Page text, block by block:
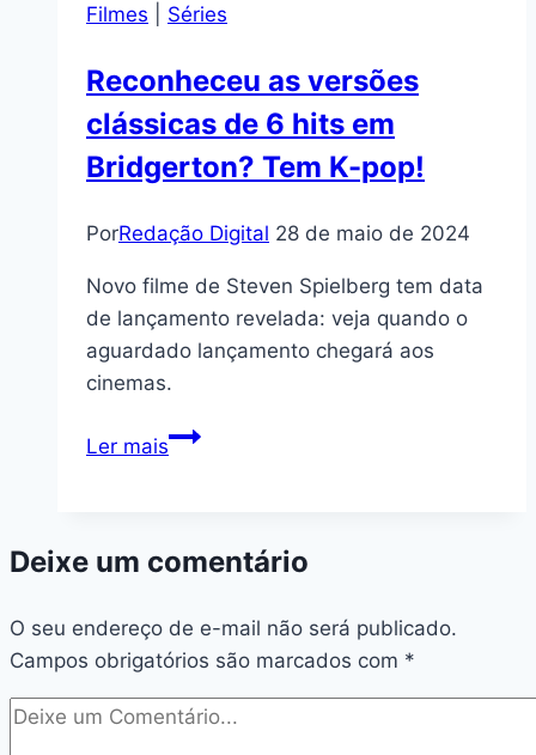
alienígena
Filmes Séries
Reconheceu as versões
clássicas de 6 hits em
Bridgerton? Tem K-pop!
PorRedação Digital 28 de maio de 2024
Novo filme de Steven Spielberg tem data
de lançamento revelada: veja quando o
aguardado lançamento chegará aos
cinemas.
Ler maisReconheceu
de
hits
em
Bridgerton?
Tem
Deixe um comentário
O seu endereço de e-mail não será publicado.
Campos obrigatórios são marcados com *